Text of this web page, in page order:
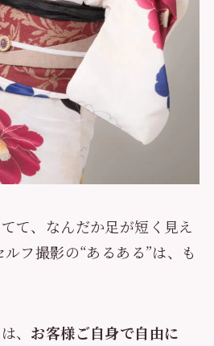
て、なんだか足が短く見え
フ撮影の“あるある”は、も
、 お客様ご自身で自由に